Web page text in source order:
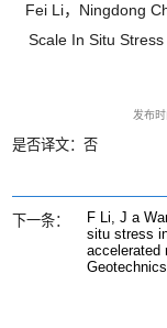
Fei Li，Ningdong
Scale In Situ
发布
是否译文：否
下一条：
F Li, J a
situ stress
accelerated